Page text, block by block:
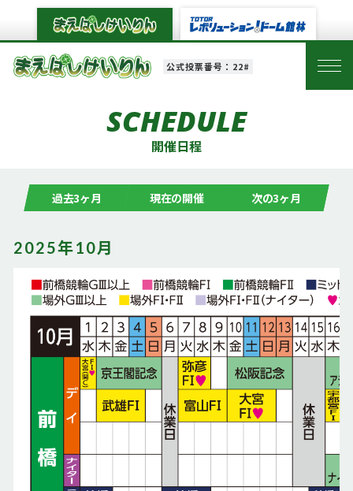
公式投票番号：22#
SCHEDULE
開催日程
過去3ヶ月 現在の開催 次の3ヶ月
2025年10月